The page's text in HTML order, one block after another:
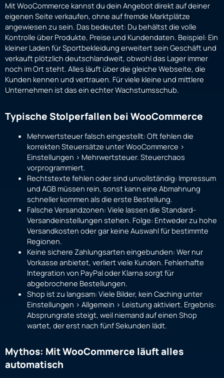
Mit WooCommerce kannst du dein Angebot direkt auf deiner
eigenen Seite verkaufen, ohne auf fremde Marktplätze
angewiesen zu sein. Das bedeutet: Du behältst die volle
Kontrolle über Produkte, Preise und Kundendaten. Beispiel: Ein
kleiner Laden für Sportbekleidung erweitert sein Geschäft und
verkauft plötzlich deutschlandweit, obwohl das Lager immer
noch im Ort steht. Alles läuft über die gleiche Webseite, die
Kunden kennen und vertrauen. Für viele kleine und mittlere
Unternehmen ist das ein echter Wachstumsschub.
Typische Stolperfallen bei WooCommerce
Mehrwertsteuer falsch eingestellt: Oft fehlen die
korrekten Steuersätze unter WooCommerce >
Einstellungen > Mehrwertsteuer. Steuerchaos
vorprogrammiert.
Rechtstexte fehlen oder sind unvollständig: Impressum
und AGB müssen rein, sonst kann eine Abmahnung
schneller kommen als die erste Bestellung.
Falsche Versandzonen: Viele lassen die Standard-
Versandeinstellungen stehen. Folge: Entweder zu hohe
Versandkosten oder gar keine Auswahl für bestimmte
Regionen.
Keine sichere Zahlungsarten eingebunden: Wer nur
Vorkasse anbietet, verliert viele Kunden. Fehlerhafte
Integration von PayPal oder Klarna sorgt für
abgebrochene Bestellungen.
Shop ist zu langsam: Viele Bilder, kein Caching unter
Einstellungen > Allgemein > Leistung aktiviert. Ergebnis:
Absprungrate steigt, weil niemand auf einen Shop
wartet, der erst nach fünf Sekunden lädt.
Mythos: Mit WooCommerce läuft alles
automatisch